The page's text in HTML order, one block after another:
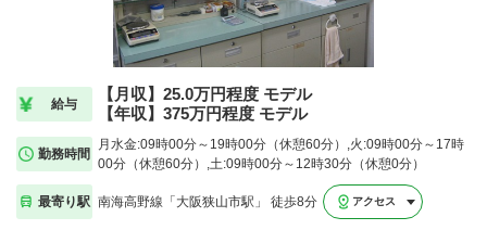
給与
【月収】25.0万円程度 モデル
【年収】375万円程度 モデル
勤務時間
月水金:09時00分～19時00分（休憩60分）,火:09時00分～17時
00分（休憩60分）,土:09時00分～12時30分（休憩0分）
最寄り駅 南海高野線「大阪狭山市駅」 徒歩8分 アクセス